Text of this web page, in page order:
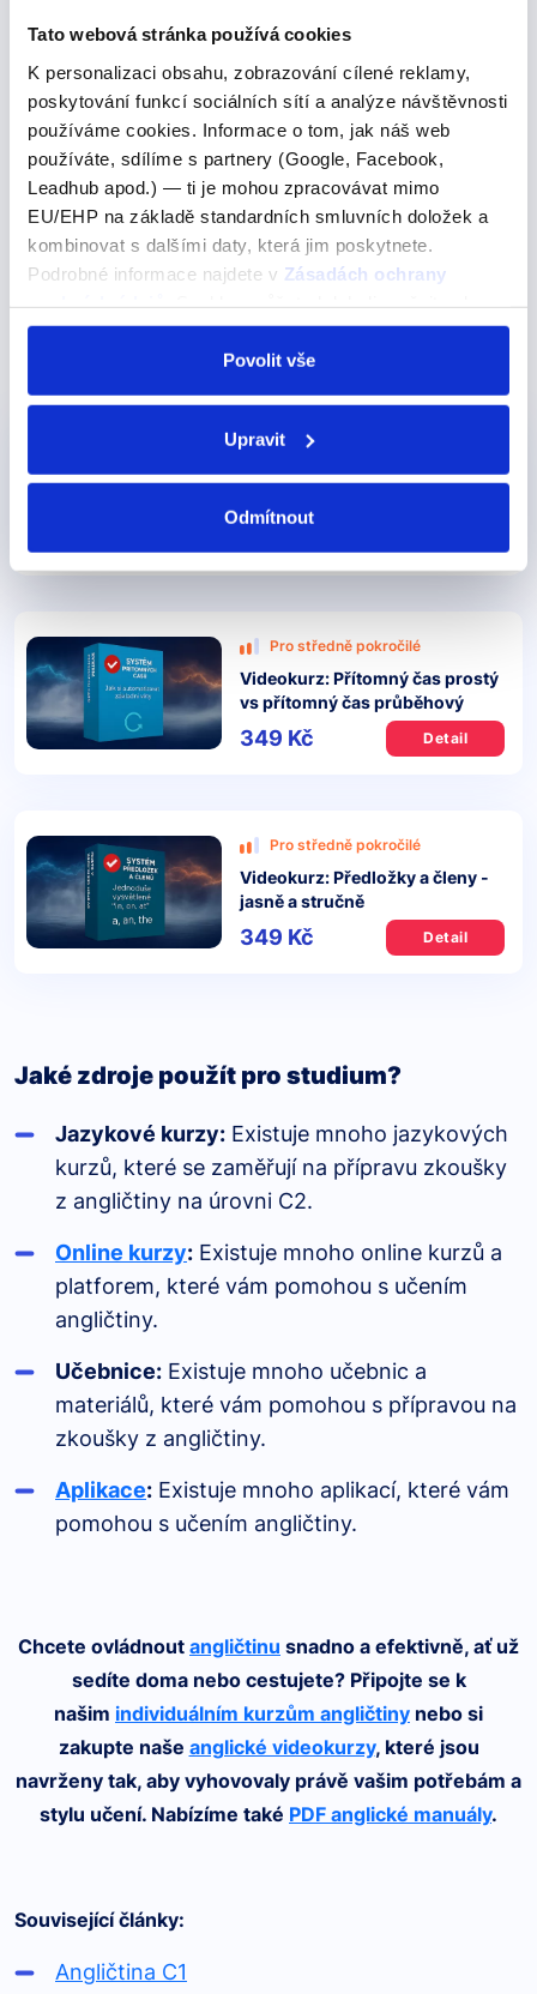
Tato webová stránka používá cookies
K personalizaci obsahu, zobrazování cílené reklamy,
poskytování funkcí sociálních sítí a analýze návštěvnosti
používáme cookies. Informace o tom, jak náš web
používáte, sdílíme s partnery (Google, Facebook,
Leadhub apod.) — ti je mohou zpracovávat mimo
EU/EHP na základě standardních smluvních doložek a
kombinovat s dalšími daty, která jim poskytnete.
Podrobné informace najdete v Zásadách ochrany
odvolat v nastavení cookies, případně se obrátit na
Povolit vše
Upravit
Odmítnout
Studium:Můžete se ucházet o studium na
prestižních univerzitách v anglicky mluvících
zemích.
Práce:Získáte konkurenční výhodu na trhu
práce a budete se moci ucházet o
pozice, které vyžadují perfektní znalost
angličtiny.
Cestování:Budete se moci bez obtíží
domluvit v jakékoli zemi světa.
Pro středně pokročilé
Videokurz: Minulé časy -
Pro středně pokročilé
Videokurz: Přítomný čas prostý
vs přítomný čas průběhový
349 Kč Detail
Pro středně pokročilé
Videokurz: Předložky a členy -
jasně a stručně
349 Kč Detail
Jaké zdroje použít pro studium?
Jazykové kurzy: Existuje mnoho jazykových
kurzů, které se zaměřují na přípravu zkoušky
z angličtiny na úrovni C2.
Online kurzy: Existuje mnoho online kurzů a
platforem, které vám pomohou s učením
angličtiny.
Učebnice: Existuje mnoho učebnic a
materiálů, které vám pomohou s přípravou na
zkoušky z angličtiny.
Aplikace: Existuje mnoho aplikací, které vám
pomohou s učením angličtiny.
Chcete ovládnout angličtinu snadno a efektivně, ať už
sedíte doma nebo cestujete? Připojte se k
našim individuálním kurzům angličtiny nebo si
zakupte naše anglické videokurzy, které jsou
navrženy tak, aby vyhovovaly právě vašim potřebám a
stylu učení. Nabízíme také PDF anglické manuály.
Související články:
Angličtina C1